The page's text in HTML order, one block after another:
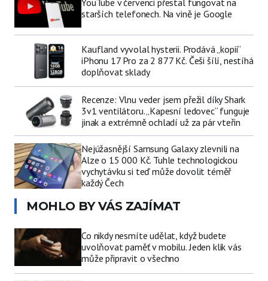
YouTube v červenci přestal fungovat na
starších telefonech. Na vině je Google
Kaufland vyvolal hysterii. Prodává „kopii“
iPhonu 17 Pro za 2 877 Kč. Češi šílí, nestíhá
doplňovat sklady
Recenze: Vlnu veder jsem přežil díky Shark
3v1 ventilátoru. „Kapesní ledovec“ funguje
jinak a extrémně ochladí už za pár vteřin
Nejúžasnější Samsung Galaxy zlevnili na
Alze o 15 000 Kč. Tuhle technologickou
vychytávku si teď může dovolit téměř
každý Čech
MOHLO BY VÁS ZAJÍMAT
Co nikdy nesmíte udělat, když budete
uvolňovat paměť v mobilu. Jeden klik vás
může připravit o všechno